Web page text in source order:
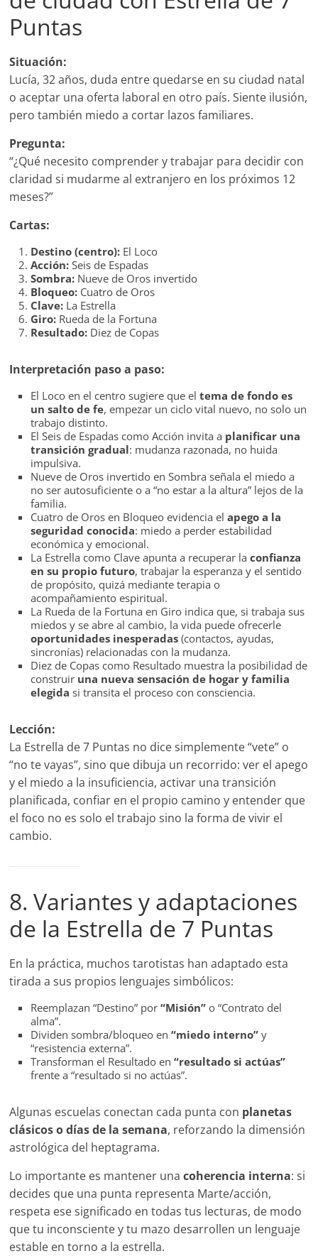
Puntas
Situación:
Lucía, 32 años, duda entre quedarse en su ciudad natal
o aceptar una oferta laboral en otro país. Siente ilusión,
pero también miedo a cortar lazos familiares.
Pregunta:
“¿Qué necesito comprender y trabajar para decidir con
claridad si mudarme al extranjero en los próximos 12
meses?”
Cartas:
Destino (centro): El Loco
Acción: Seis de Espadas
Sombra: Nueve de Oros invertido
Bloqueo: Cuatro de Oros
Clave: La Estrella
Giro: Rueda de la Fortuna
Resultado: Diez de Copas
Interpretación paso a paso:
El Loco en el centro sugiere que eltema de fondo es
un salto de fe, empezar un ciclo vital nuevo, no solo un
trabajo distinto.
El Seis de Espadas como Acción invita a planificar una
transición gradual: mudanza razonada, no huida
impulsiva.
Nueve de Oros invertido en Sombra señala el miedo a
no ser autosuficiente o a “no estar a la altura” lejos de la
familia.
Cuatro de Oros en Bloqueo evidencia elapego a la
seguridad conocida: miedo a perder estabilidad
económica y emocional.
La Estrella como Clave apunta a recuperar laconfianza
en su propio futuro, trabajar la esperanza y el sentido
de propósito, quizá mediante terapia o
acompañamiento espiritual.
La Rueda de la Fortuna en Giro indica que, si trabaja sus
miedos y se abre al cambio, la vida puede ofrecerle
oportunidades inesperadas (contactos, ayudas,
sincronías) relacionadas con la mudanza.
Diez de Copas como Resultado muestra la posibilidad de
construir una nueva sensación de hogar y familia
elegida si transita el proceso con consciencia.
Lección:
La Estrella de 7 Puntas no dice simplemente “vete” o
“no te vayas”, sino que dibuja un recorrido: ver el apego
y el miedo a la insuficiencia, activar una transición
planificada, confiar en el propio camino y entender que
el foco no es solo el trabajo sino la forma de vivir el
cambio.
8. Variantes y adaptaciones
de la Estrella de 7 Puntas
En la práctica, muchos tarotistas han adaptado esta
tirada a sus propios lenguajes simbólicos:
Reemplazan “Destino” por“Misión” o “Contrato del
alma”.
Dividen sombra/bloqueo en“miedo interno” y
“resistencia externa”.
Transforman el Resultado en“resultado si actúas”
frente a “resultado si no actúas”.
Algunas escuelas conectan cada punta con planetas
clásicos o días de la semana, reforzando la dimensión
astrológica del heptagrama.
Lo importante es mantener unacoherencia interna: si
decides que una punta representa Marte/acción,
respeta ese significado en todas tus lecturas, de modo
que tu inconsciente y tu mazo desarrollen un lenguaje
estable en torno a la estrella.